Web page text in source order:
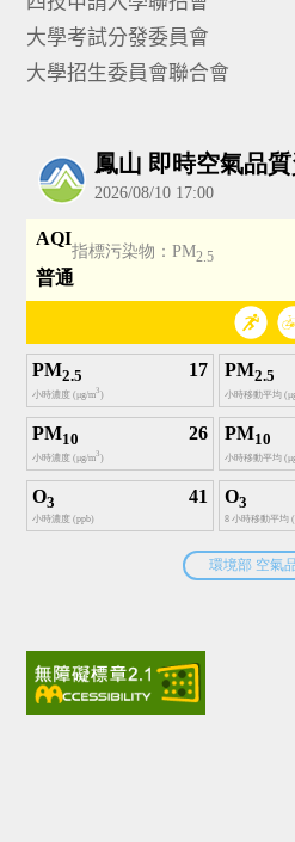
大學考試分發委員會
大學招生委員會聯合會